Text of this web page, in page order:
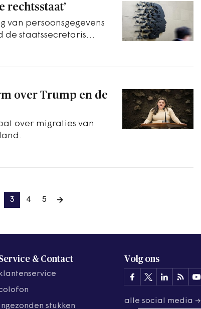
rechtsstaat’
van persoonsgegevens
de staatssecretaris
over Trump en de
over migraties van
3 4 5
& Contact
klantenservice
stukken
Volg ons
alle social media →